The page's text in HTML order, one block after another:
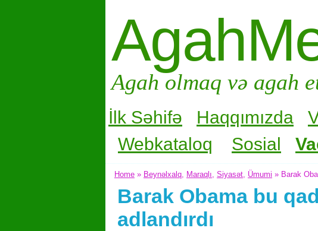
Agah olmaq və agah
İlk Səhifə Haqqımızda
Webkataloq
Sosial
Home » Beynəlxalq Maraqlı Siyasət Ümumi » Barak
Barak Obama bu
adlandırdı